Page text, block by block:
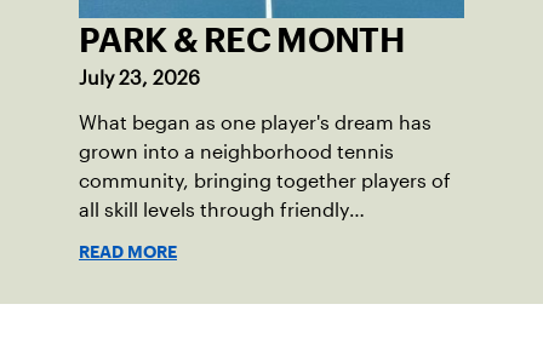
PARK & REC MONTH
July 23, 2026
What began as one player's dream has
grown into a neighborhood tennis
community, bringing together players of
all skill levels through friendly
READ MORE